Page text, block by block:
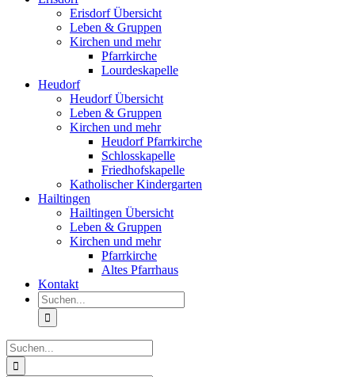
Erisdorf Übersicht
Leben & Gruppen
Kirchen und mehr
Pfarrkirche
Lourdeskapelle
Heudorf
Heudorf Übersicht
Leben & Gruppen
Kirchen und mehr
Heudorf Pfarrkirche
Schlosskapelle
Friedhofskapelle
Katholischer Kindergarten
Hailtingen
Hailtingen Übersicht
Leben & Gruppen
Kirchen und mehr
Pfarrkirche
Altes Pfarrhaus
Kontakt
Suche
nach:
Suche
nach: